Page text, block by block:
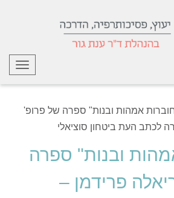
אמהות ובנות" ספרה של פרופ'
לכתב העת ביטחון סוציאלי
ובנות" ספרה
פרידמן –